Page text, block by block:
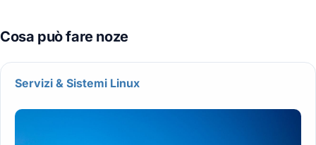
Servizi & Sistemi Linux